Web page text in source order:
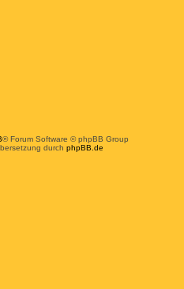
® Forum Software © phpBB Group
durch phpBB.de